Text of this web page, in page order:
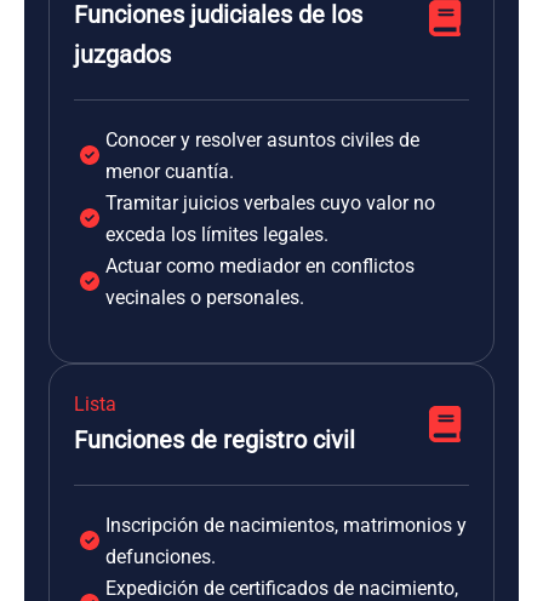
Funciones judiciales de los
juzgados
Conocer y resolver asuntos civiles de
menor cuantía.
Tramitar juicios verbales cuyo valor no
exceda los límites legales.
Actuar como mediador en conflictos
vecinales o personales.
Lista
Funciones de registro civil
Inscripción de nacimientos, matrimonios y
defunciones.
Expedición de certificados de nacimiento,